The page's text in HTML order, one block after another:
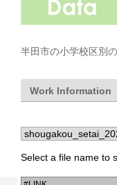
半田市の小学校区別
Work Information
Select a file name to